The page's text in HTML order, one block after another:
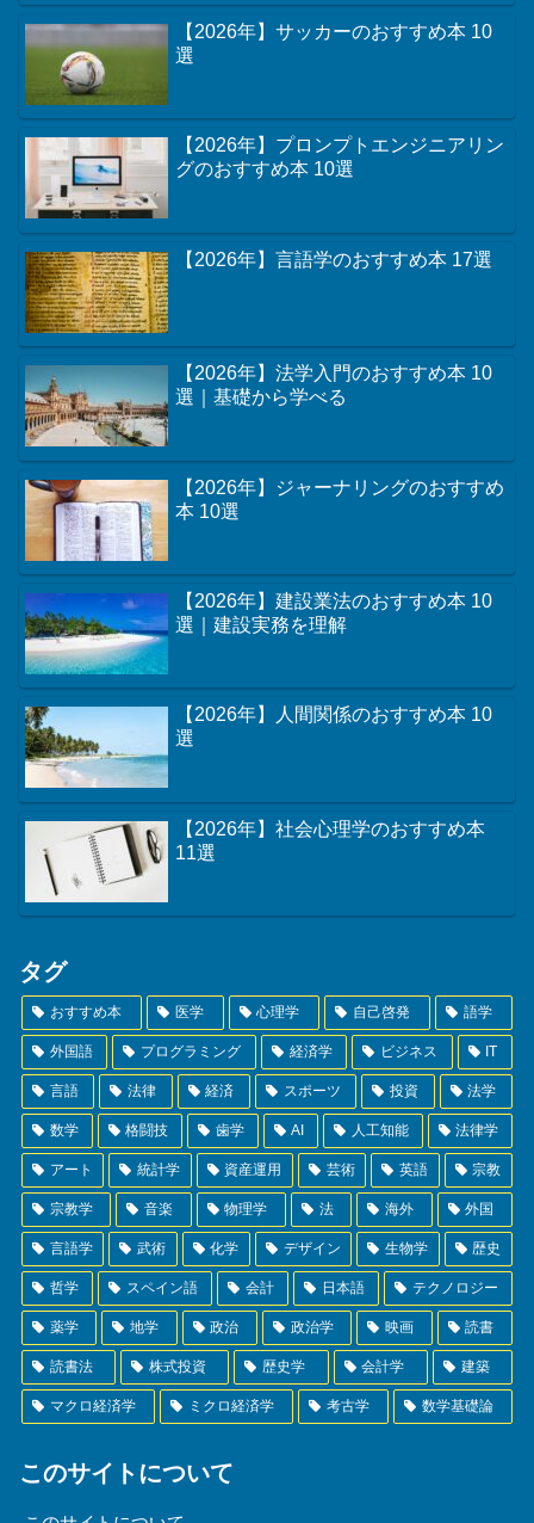
カテゴリー
おすすめ記事
【2026年】民法のおすすめ本 25選
【2026年】コミュニケーションのおす
すめ本 10選
【2026年】サッカーのおすすめ本 10
選
【2026年】プロンプトエンジニアリン
グのおすすめ本 10選
【2026年】言語学のおすすめ本 17選
【2026年】法学入門のおすすめ本 10
【2026年】ジャーナリングのおすすめ
本 10選
【2026年】建設業法のおすすめ本 10
選｜建設実務を理解
【2026年】人間関係のおすすめ本 10
選
【2026年】社会心理学のおすすめ本
11選